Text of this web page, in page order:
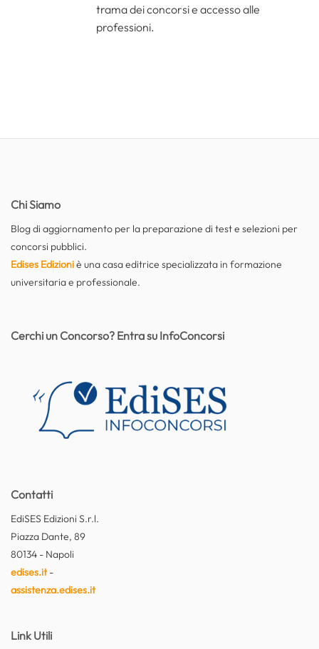
trama dei concorsi e accesso alle
professioni.
Chi Siamo
Blog di aggiornamento per la preparazione di test e selezioni per
concorsi pubblici.
Edises Edizioniè una casa editrice specializzata in formazione
universitaria e professionale.
Contatti
EdiSES Edizioni S.r.l.
Piazza Dante, 89
80134 - Napoli
edises.it-
assistenza.edises.it
Link Utili
Cerchi un Concorso? Entra su InfoConcorsi